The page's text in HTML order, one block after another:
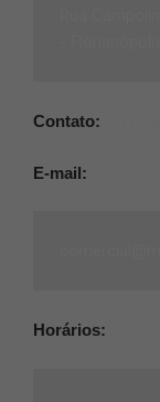
Contato:
E-mail:
Horários: